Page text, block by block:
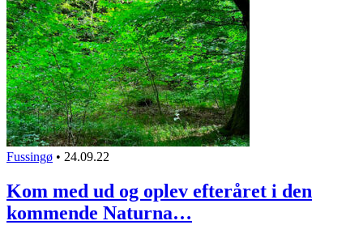
Fussingø • 24.09.22
Kom med ud og oplev efteråret i den
kommende Naturna…